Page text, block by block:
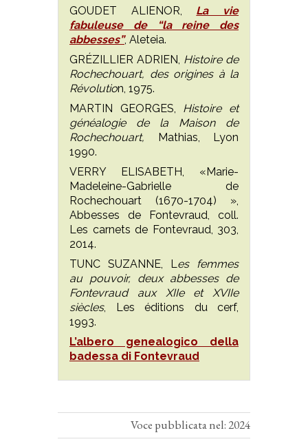
GOUDET ALIENOR, La vie
fabuleuse de “la reine des
abbesses”, Aleteia.
GRÉZILLIER ADRIEN, Histoire de
Rochechouart, des origines à la
Révolution, 1975.
MARTIN GEORGES, Histoire et
généalogie de la Maison de
Rochechouart, Mathias, Lyon
1990.
VERRY ELISABETH, «Marie-
Madeleine-Gabrielle de
Rochechouart (1670-1704) »,
Abbesses de Fontevraud, coll.
Les carnets de Fontevraud, 303,
2014.
TUNC SUZANNE, Les femmes
au pouvoir, deux abbesses de
Fontevraud aux XIIe et XVIIe
siècles, Les éditions du cerf,
1993.
L’albero genealogico della
badessa di Fontevraud
Voce pubblicata nel: 2024